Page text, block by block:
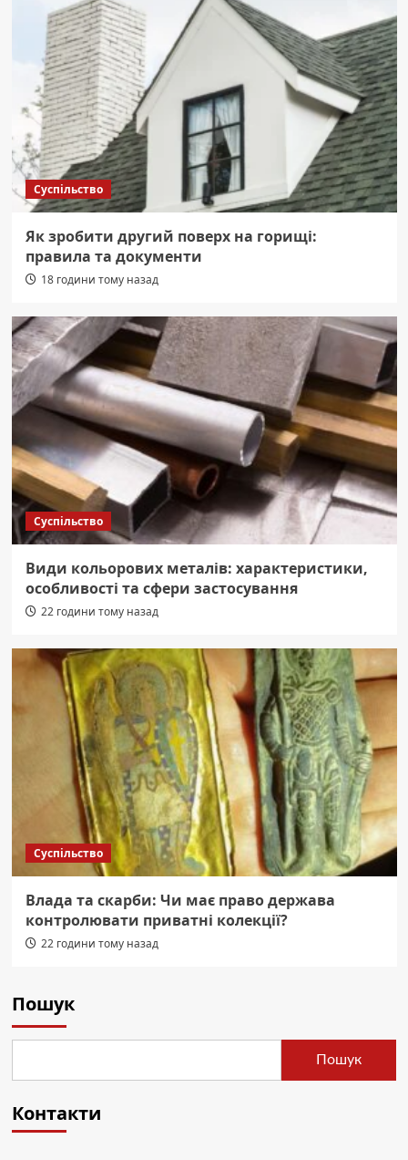
Суспільство
Як зробити другий поверх на горищі:
правила та документи
18 години тому назад
Суспільство
Види кольорових металів: характеристики,
особливості та сфери застосування
22 години тому назад
Суспільство
Влада та скарби: Чи має право держава
контролювати приватні колекції?
22 години тому назад
Пошук
Пошук
Контакти